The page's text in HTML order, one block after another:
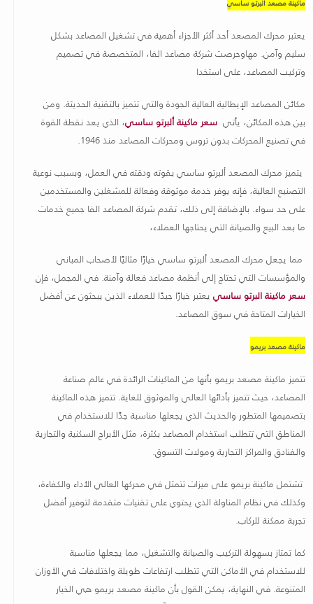
يعتبر محرك المصعد أحد أكثر الأجزاء أهمية في تشغيل المصاعد بشكل
سليم وآمن. مهاوحرصت شركة مصاعد الفا، المتخصصة في تصميم
وتركيب المصاعد، على استخدا
مكائن المصاعد الإيطالية العالية الجودة والتي تتميز بالتقنية الحديثة. ومن
بين هذه المكائن، يأتي سعر ماكينة ألبرتو ساسي، الذي يعد نقطة القوة
في تصنيع المحركات بدون تروس ومحركات المصاعد منذ 1946.
يتميز محرك المصعد ألبرتو ساسي بقوته ودقته في العمل، وبسبب نوعية
التصنيع العالية، فإنه يوفر خدمة موثوقة وفعالة للمشغلين والمستخدمين
على حد سواء. بالإضافة إلى ذلك، تقدم شركة المصاعد الفا جميع خدمات
ما بعد البيع والصيانة التي يحتاجها العملاء،
مما يجعل محرك المصعد ألبرتو ساسي خيارًا مثاليًا لأصحاب المباني
والمؤسسات التي تحتاج إلى أنظمة مصاعد فعالة وآمنة. في المجمل، فإن
سعر ماكينة البرتو ساسي يعتبر خيارًا جيدًا للعملاء الذين يبحثون عن أفضل
الخيارات المتاحة في سوق المصاعد.
ماكينة مصعد بريمو
تتميز ماكينة مصعد بريمو بأنها من الماكينات الرائدة في عالم صناعة
المصاعد، حيث تتميز بأدائها العالي والموثوق للغاية. تتميز هذه الماكينة
بتصميمها المتطور والحديث الذي يجعلها مناسبة جدًا للاستخدام في
المناطق التي تتطلب استخدام المصاعد بكثرة، مثل الأبراج السكنية والتجارية
والفنادق والمراكز التجارية ومولات التسوق.
تشتمل ماكينة بريمو على ميزات تتمثل في محركها العالي الأداء والكفاءة،
وكذلك في نظام المناولة الذي يحتوي على تقنيات متقدمة لتوفير أفضل
تجربة ممكنة للركاب.
كما تمتاز بسهولة التركيب والصيانة والتشغيل، مما يجعلها مناسبة
للاستخدام في الأماكن التي تتطلب ارتفاعات طويلة واختلافات في الأوزان
المتنوعة. في النهاية، يمكن القول بأن ماكينة مصعد بريمو هي الخيار